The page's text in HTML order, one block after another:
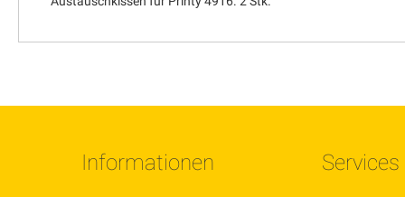
Informationen Services